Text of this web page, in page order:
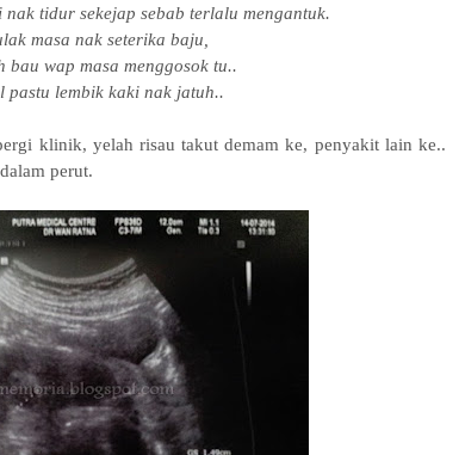
tidur sekejap sebab terlalu mengantuk.
masa nak seterika baju,
bau wap masa menggosok tu..
pastu lembik kaki nak jatuh..
klinik, yelah risau takut demam ke, penyakit lain ke..
perut.